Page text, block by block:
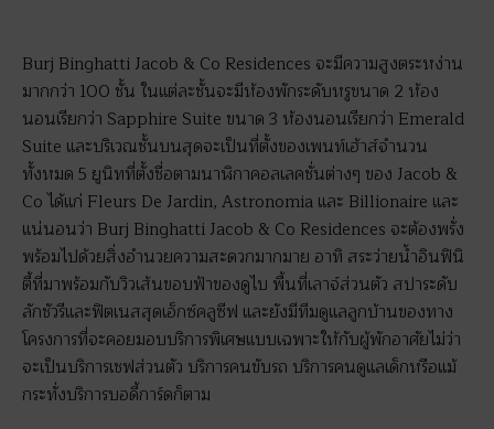
Burj Binghatti Jacob & Co Residences จะมีความสูงตระหง่าน
มากกว่า 100 ชั้น ในแต่ละชั้นจะมีห้องพักระดับหรูขนาด 2 ห้อง
นอนเรียกว่า Sapphire Suite ขนาด 3 ห้องนอนเรียกว่า Emerald
Suite และบริเวณชั้นบนสุดจะเป็นที่ตั้งของเพนท์เฮ้าส์จำนวน
ทั้งหมด 5 ยูนิทที่ตั้งชื่อตามนาฬิกาคอลเลคชั่นต่างๆ ของ Jacob &
Co ได้แก่ Fleurs De Jardin, Astronomia และ Billionaire และ
แน่นอนว่า Burj Binghatti Jacob & Co Residences จะต้องพรั่ง
พร้อมไปด้วยสิ่งอำนวยความสะดวกมากมาย อาทิ สระว่ายน้ำอินฟินิ
ตี้ที่มาพร้อมกับวิวเส้นขอบฟ้าของดูไบ พื้นที่เลาจ์ส่วนตัว สปาระดับ
ลักชัวรีและฟิตเนสสุดเอ็กซ์คลูซีฟ และยังมีทีมดูแลลูกบ้านของทาง
โครงการที่จะคอยมอบบริการพิเศษแบบเฉพาะให้กับผู้พักอาศัยไม่ว่า
จะเป็นบริการเชฟส่วนตัว บริการคนขับรถ บริการคนดูแลเด็กหรือแม้
กระทั่งบริการบอดี้การ์ดก็ตาม